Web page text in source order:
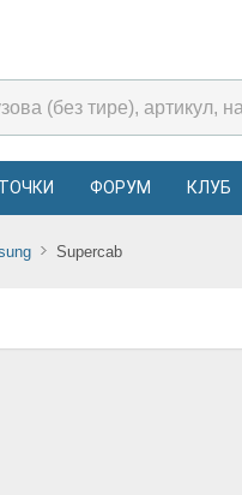
ФОРУМ КЛУБ
Supercab